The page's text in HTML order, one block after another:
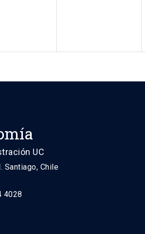
UC
Santiago, Chile
4028